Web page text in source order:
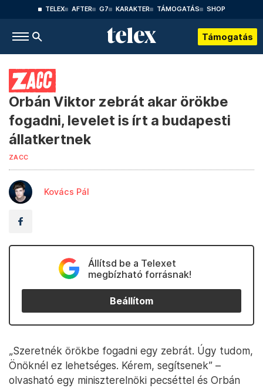
TELEX AFTER G7 KARAKTER TÁMOGATÁS SHOP
Támogatás
Orbán Viktor zebrát akar örökbe
fogadni, levelet is írt a budapesti
állatkertnek
ZACC
Kovács Pál
Állítsd be a Telexet
megbízható forrásnak!
Beállítom
„Szeretnék örökbe fogadni egy zebrát. Úgy tudom,
Önöknél ez lehetséges. Kérem, segítsenek” –
olvasható egy miniszterelnöki pecséttel és Orbán